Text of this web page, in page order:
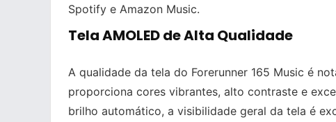
Spotify e Amazon Music.
Tela AMOLED de Alta Qualidade
A qualidade da tela do Forerunner 165 Music é
proporciona cores vibrantes, alto contraste e
brilho automático, a visibilidade geral da tela é